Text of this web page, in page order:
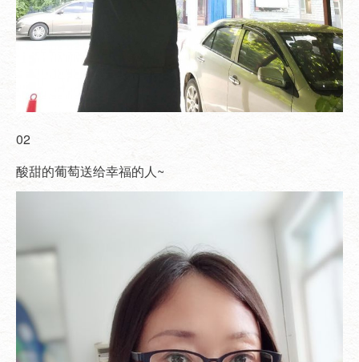
02
酸甜的葡萄送给幸福的人~